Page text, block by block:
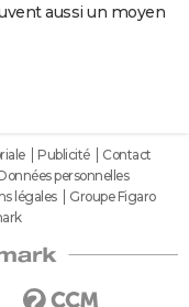
aussi un moyen
Publicité
Contact
personnelles
légales
Groupe Figaro